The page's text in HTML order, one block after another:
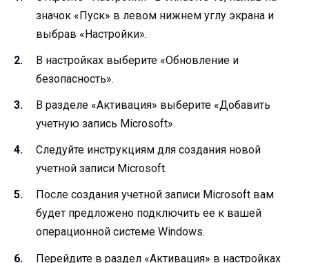
значок «Пуск» в левом нижнем углу экрана и
выбрав «Настройки».
В настройках выберите «Обновление и
безопасность».
В разделе «Активация» выберите «Добавить
учетную запись Microsoft».
Следуйте инструкциям для создания новой
учетной записи Microsoft.
После создания учетной записи Microsoft вам
будет предложено подключить ее к вашей
операционной системе Windows.
Перейдите в раздел «Активация» в настройках